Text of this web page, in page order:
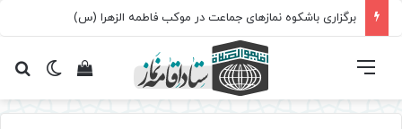
برگزاری باشکوه نمازهای جماعت در موکب فاطمه الزهرا (س)
تغییرمشاهده فهرست